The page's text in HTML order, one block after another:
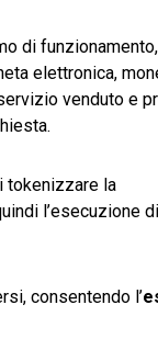
di
elettronica,
venduto e
tokenizzare la
l’esecuzione
consentendo l’